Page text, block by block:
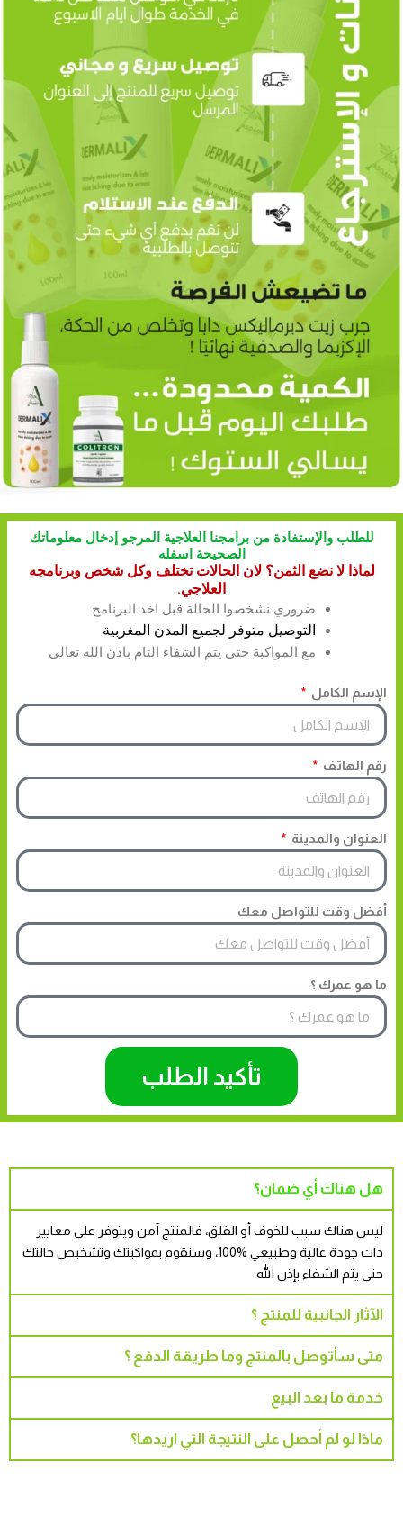
للطلب والإستفادة من برامجنا العلاجية المرجو إدخال معلوماتك
الصحيحة اسفله
لماذا لا نضع الثمن؟ لان الحالات تختلف وكل شخص وبرنامجه
العلاجي.
ضروري نشخصوا الحالة قبل اخد البرنامج
التوصيل متوفر لجميع المدن المغربية
مع المواكبة حتى يتم الشفاء التام باذن الله تعالى
الإسم الكامل
رقم الهاتف
العنوان والمدينة
أفضل وقت للتواصل معك
ما هو عمرك ؟
تأكيد الطلب
هل هناك أي ضمان؟
ليس هناك سبب للخوف أو القلق، فالمنتج أمن ويتوفر على معايير
دات جودة عالية وطبيعي %100، وسنقوم بمواكبتك وتشخيص حالتك
حتى يتم الشفاء بإذن الله
الآثار الجانبية للمنتج ؟
متى سأتوصل بالمنتج وما طريقة الدفع ؟
خدمة ما بعد البيع
ماذا لو لم أحصل على النتيجة التي اريدها؟